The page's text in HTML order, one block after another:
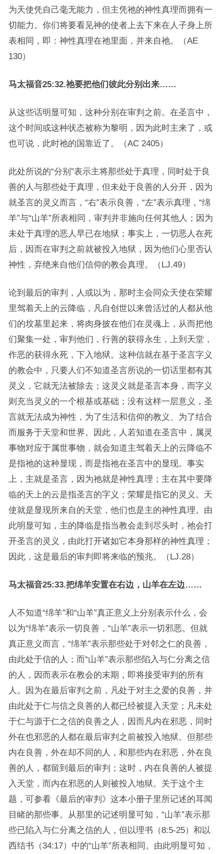
为天使凭自己毫无能力，但主凭祂的神性真理而拥有一
切能力。你们将要看见神的使者上去下来在人子身上所
表相同，即：神性真理在祂里面，并来自祂。（AE
130）
马太福音25:32.祂要把他们彼此分别出来……
从这些话明显可知，这种分别在审判之前。在圣言中，
这个时间或这种状态被称为黎明，因为此时主来了，或
也可说，此时祂的国靠近了。（AC 2405）
此处所说的“分别”表示主将那些处于真理，同时处于良
善的人与那些处于真理，但未处于良善的人分开，因为
就圣言的灵义而言，“右”表示良善，“左”表示真理，“绵
羊”与“山羊”所表相同，审判并非施向任何其他人；因为
未处于真理的恶人早已在地狱；事实上，一切恶人在死
后，因而在审判之前就被投入地狱，因为他们心里否认
神性，弃绝来自他们信仰的教会真理。（LJ.49）
论到最后的审判，人或以为，那时主会同众天使在荣耀
里驾着天上的云降临，凡自创世以来曾活过的人都从他
们的坟墓里起来，将肉身披在他们在灵魂上，从而把他
们聚集一处，审判他们，行善的获得永生，上到天堂，
作恶的获得永死，下入地狱。这种信就在基于圣言字义
的教会中，只要人们不知道圣言所说的一切话里都有其
灵义，它就无法被除去；这灵义就是圣言本身，而字义
则充当灵义的一个根基或基础；没有这样一层意义，圣
言就无法成为神性，为了生活和信仰的教义、为了结合
而服务于天堂和世界。因此，人若知道在圣言中，属灵
事物对应于属世事物，就会知道主驾着天上的云降临不
是指祂的这种显现，而是指祂在圣言中的显现。事实
上，主就是圣言，因为祂就是神性真理；主在其中要降
临的天上的云是指圣言的字义；荣耀是指它的灵义。天
使就是显现所来自的天堂，他们也是主的神性真理。由
此明显可知，主的降临是指当教会走到尽头时，祂会打
开圣言的灵义，由此打开诸如它本身那样的神性真理；
因此，这是最后的审判即将来临的预兆。（LJ.28）
马太福音25:33.把绵羊安置在右边，山羊在左边……
人不知道“绵羊”和“山羊”真正意义上分别表示什么，会
以为“绵羊”表示一切良善，“山羊”表示一切邪恶。但就
真正意义而言，“绵羊”表示那些处于对邻之仁的良善，
由此处于信的人；而“山羊”表示那些陷入与仁分离之信
的人，因而表示在教会的末期，即将接受审判的所有
人。因为在最后审判之前，凡处于对主之爱的良善，并
由此处于仁与信之良善的人都已经被提入天堂；凡未处
于仁与源于仁之信的良善之人，因而凡内在邪恶，同时
外在也邪恶的人都在最后审判之前被投入地狱。但那些
内在良善，外在却不同的人，和那些内在邪恶，外在良
善的人，都留到最后的审判；这时，内在良善的人被提
入天堂，而内在邪恶的人则被投入地狱。关于这个主
题，可参看《最后的审判》这本小册子里所记述的耳闻
目睹的那些事。从那里的记述明显可知，“山羊”表示那
些已陷入与仁分离之信的人，但以理书（8:5-25）和以
西结书（34:17）中的“山羊”所表相同。由此明显可知，